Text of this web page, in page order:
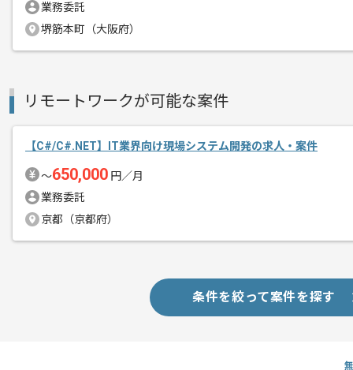
業務委託
堺筋本町（大阪府）
リモートワークが可能な案件
【C#/C#.NET】IT業界向け現場システム開発の求人・案件
〜650,000 円／月
業務委託
京都（京都府）
条件を絞って案件を探す